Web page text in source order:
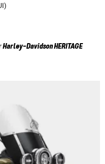
Harley-DavidsonHERITAGE